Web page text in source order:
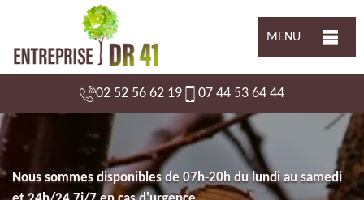
MENU
02 52 56 62 19 07 44 53 64 44
Nous sommes disponibles de 07h-20h du lundi au samedi